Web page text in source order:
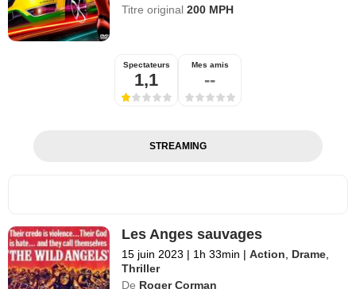
Titre original200 MPH
Spectateurs
1,1
Mes amis
--
STREAMING
Les Anges sauvages
15 juin 2023 | 1h 33min | Action Drame
Thriller
De Roger Corman